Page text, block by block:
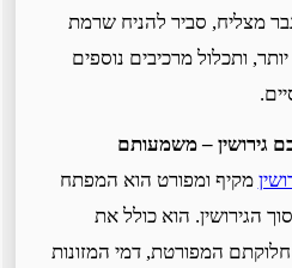
מצליח, סביר להניח שרמת
ותכלול מרכיבים נוספים
גירושין – משמעותם
מקיף ומפורט הוא המפתח
הגירושין. הוא כולל את
המפורטת, דמי המזונות